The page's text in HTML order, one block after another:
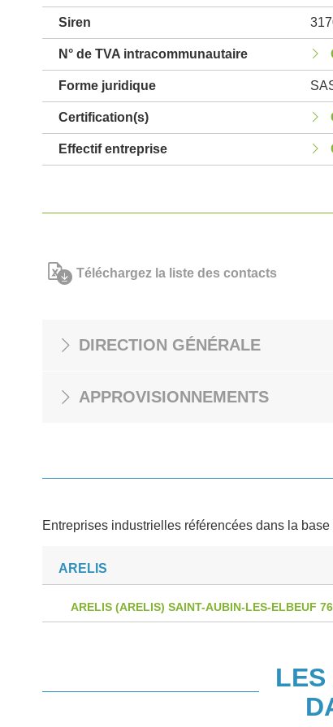
Siren
N° de TVA intracommunautaire
Forme juridique
Certification(s)
Effectif entreprise
Téléchargez la liste des contacts
DIRECTION GÉNÉRALE
APPROVISIONNEMENTS
Entreprises industrielles référencées dans la
ARELIS
ARELIS (ARELIS) SAINT-AUBIN-LES-ELBEUF
LES